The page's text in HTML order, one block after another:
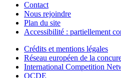
Contact
Nous rejoindre
Plan du site
Accessibilité : partiellement
Crédits et mentions légales
Réseau européen de la
International Competition
OCDE